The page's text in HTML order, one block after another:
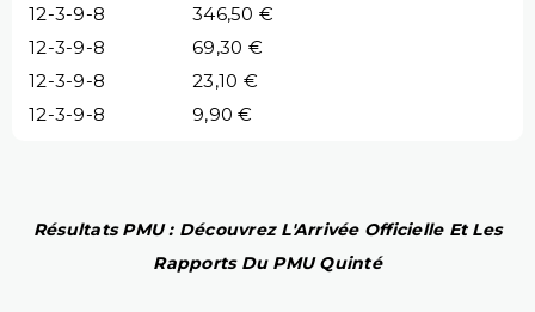
12-3-9-8
346,50 €
12-3-9-8
69,30 €
12-3-9-8
23,10 €
12-3-9-8
9,90 €
Résultats PMU : Découvrez L'Arrivée Officielle Et Les
Rapports Du PMU Quinté